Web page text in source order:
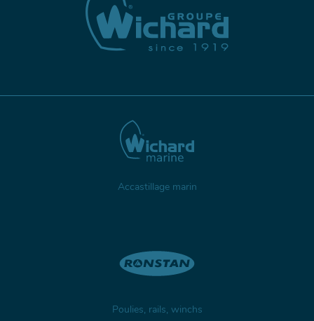
Accastillage marin
Poulies, rails, winchs